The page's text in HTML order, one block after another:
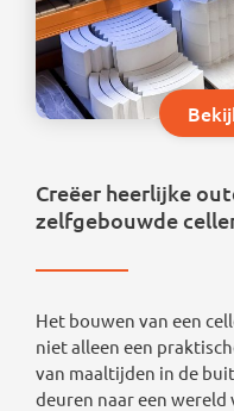
Creëer heerlijke
zelfgebouwde
Het bouwen van een
niet alleen een
van maaltijden in de
deuren naar een